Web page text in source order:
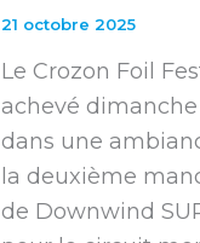
21 octobre 2025
Le Crozon Foil
achevé dimanche
dans une
la deuxième
de Downwind